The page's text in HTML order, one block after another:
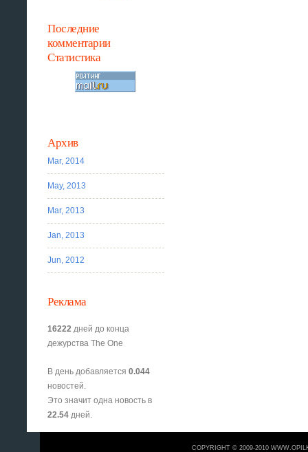
Последние
комментарии
Статистика
Архив
Mar, 2014
May, 2013
Mar, 2013
Jan, 2013
Jun, 2012
Реклама
16222 дней до конца
дежурства The One
В день добавляется0.044
новостей.
Это значит одна новость в
22.54 дней.
COPYRIGHT © 2009-2010